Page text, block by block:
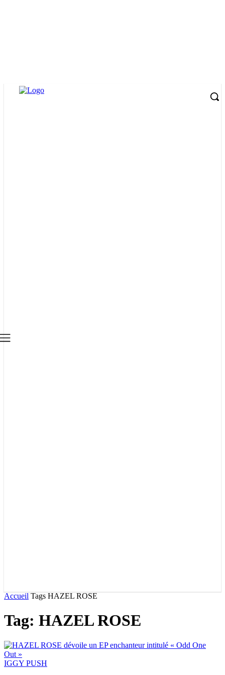
Accueil Tags HAZEL ROSE
Tag: HAZEL ROSE
IGGY PUSH